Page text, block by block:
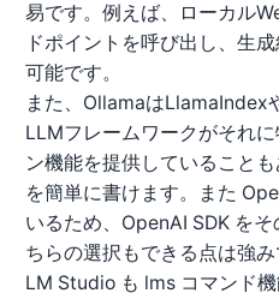
易です。例えば、ローカル
ドポイントを呼び出し、生
可能です。
また、OllamaはLlamaIndex
LLMフレームワークがそれ
ン機能を提供していること
を簡単に書けます。また
いるため、OpenAI SDK を
ちらの選択もできる点は強み
LM Studio も lms コマンド